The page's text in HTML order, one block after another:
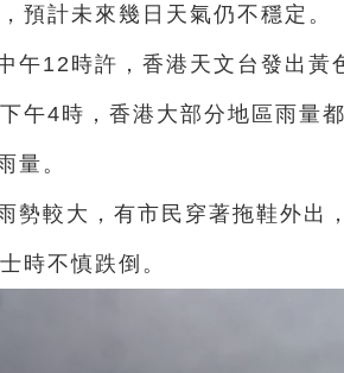
預計未來幾日天氣仍不穩定。
午12時許，香港天文台發出黃
午4時，香港大部分地區雨量
量。
勢較大，有市民穿著拖鞋外出
時不慎跌倒。